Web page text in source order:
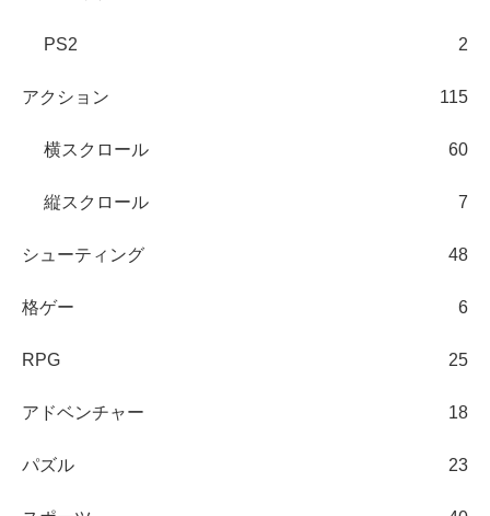
PS2 2
アクション 115
横スクロール 60
縦スクロール 7
シューティング 48
格ゲー 6
RPG 25
アドベンチャー 18
パズル 23